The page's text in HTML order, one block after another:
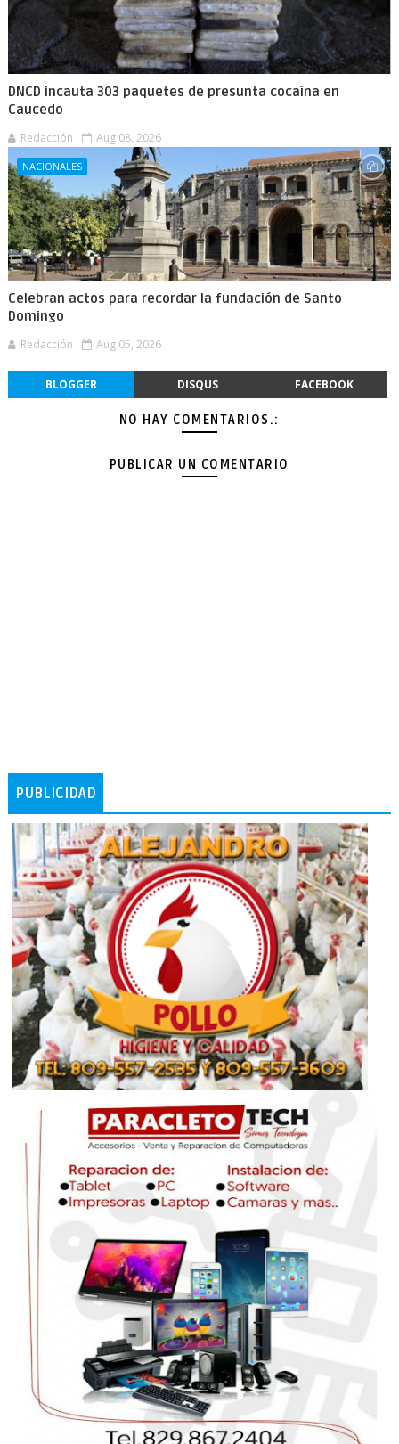
DNCD incauta 303 paquetes de presunta cocaína en
Caucedo
Redacción Aug 08, 2026
NACIONALES
Celebran actos para recordar la fundación de Santo
Domingo
Redacción Aug 05, 2026
BLOGGER DISQUS FACEBOOK
NO HAY COMENTARIOS.:
PUBLICAR UN COMENTARIO
PUBLICIDAD